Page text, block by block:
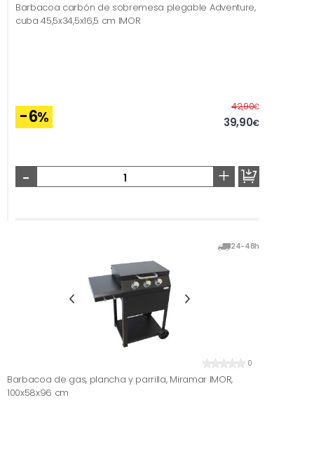
Barbacoa carbón de sobremesa plegable Adventure,
cuba 45,5x34,5x16,5 cm IMOR
-6%
42,90€Before
39,90€
- +
24-48h
0
Barbacoa de gas, plancha y parrilla, Miramar IMOR,
100x58x96 cm